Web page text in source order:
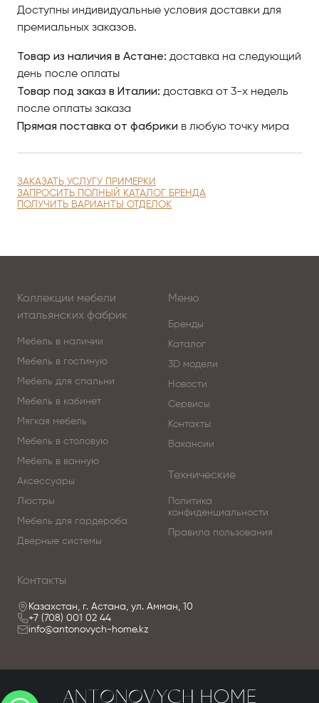
Доступны индивидуальные условия доставки для
премиальных заказов.
Товар из наличия в Астане: доставка на следующий
день после оплаты
Товар под заказ в Италии: доставка от 3-х недель
после оплаты заказа
Прямая поставка от фабрики в любую точку мира
ЗАКАЗАТЬ УСЛУГУ ПРИМЕРКИ
ЗАПРОСИТЬ ПОЛНЫЙ КАТАЛОГ БРЕНДА
ПОЛУЧИТЬ ВАРИАНТЫ ОТДЕЛОК
Коллекции мебели
итальянских фабрик
Мебель в наличии
Мебель в гостиную
Мебель для спальни
Мебель в кабинет
Мягкая мебель
Мебель в столовую
Мебель в ванную
Аксессуары
Люстры
Мебель для гардероба
Дверные системы
Меню
Бренды
Каталог
3D модели
Новости
Сервисы
Контакты
Вакансии
Технические
Политика
конфиденциальности
Правила пользования
Контакты
Казахстан, г. Астана, ул. Амман, 10
+7 (708) 001 02 44
info@antonovych-home.kz